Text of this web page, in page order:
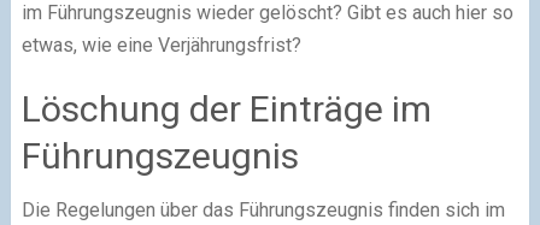
im Führungszeugnis wieder gelöscht? Gibt es auch hier so
etwas, wie eine Verjährungsfrist?
Löschung der Einträge im
Führungszeugnis
Die Regelungen über das Führungszeugnis finden sich im